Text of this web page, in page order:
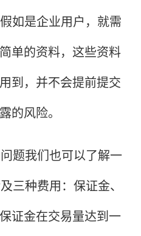
如是企业用户，就需
单的资料，这些资料
到，并不会提前提交
的风险。
我们也可以了解一
三种费用：保证金、
证金在交易量达到一